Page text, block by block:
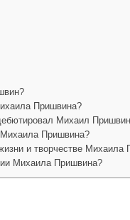
Пришвина?
Михаил
Михаила Пришвина?
и творчестве Михаила
Михаила Пришвина?